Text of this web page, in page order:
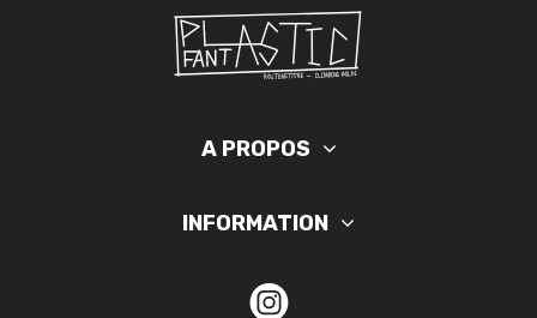
A PROPOS
INFORMATION